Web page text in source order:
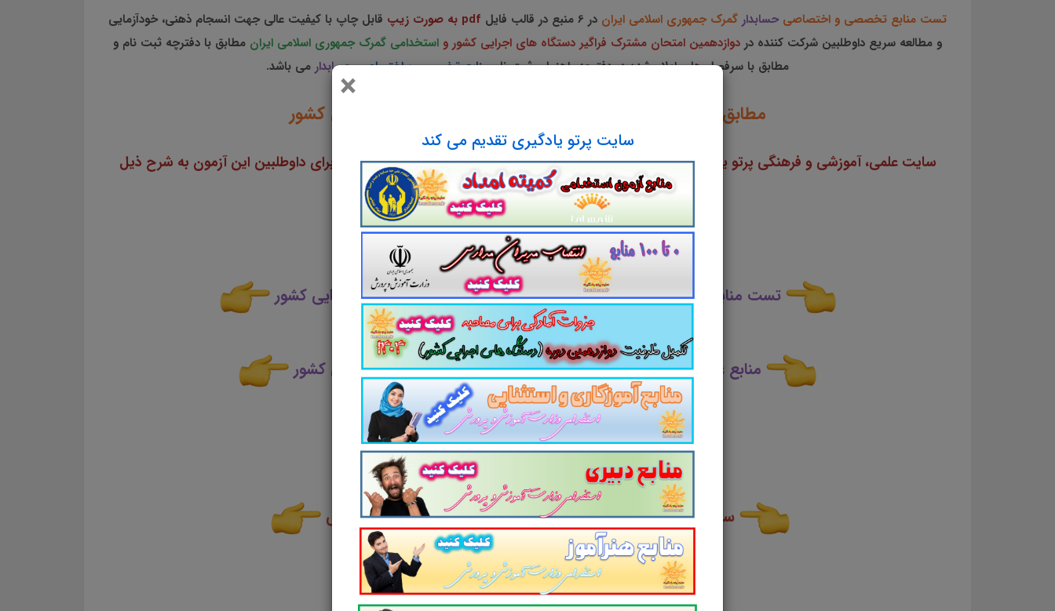
×
سایت پرتو یادگیری تقدیم می کند
تست منابع تخصصی و اختصاصی حسابدار گمرک جمهوری اسلامی ایران در 6 منبع در قالب فایل pdf به صورت زیپ
قابل چاپ با کیفیت عالی جهت انسجام ذهنی، خودآزمایی
و مطالعه سریع داوطلبین شرکت کننده در دوازدهمین امتحان مشترک فراگیر دستگاه های اجرایی کشور و استخدامی گمرک جمهوری اسلامی ایران مطابق با دفترچه ثبت نام و
مطابق با سرفصل های اعلام شده در دفترچه راهنمای ثبت ناممنابع تخصصی و اختصاصیحسابدار می باشد.
مطابق با دوازدهمین امتحان مشترک فراگیر دستگاه های اجرایی کشور
سایت علمی، آموزشی و فرهنگی پرتو یادگیری مجموعه منابع آمادگی برای آزمونهای استخدامی سال ۱۴۰۳ را برای داوطلبین این آزمون به شرح ذیل
اعلام می دارد.
لینک دانلود
تست منابع عمومی دوازدهمین امتحان مشترک فراگیر دستگاه های اجرایی کشور
منابع عمومی دوازدهمین امتحان مشترک فراگیر دستگاه های اجرایی کشور
تست حسابرسی
سایر منابع دوازدهمین امتحان مشترک فراگیر دستگاه‌های اجرایی